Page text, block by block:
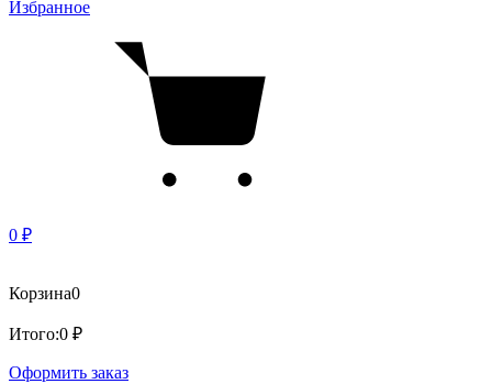
Избранное
0 ₽
Корзина0
Итого:0 ₽
Оформить заказ